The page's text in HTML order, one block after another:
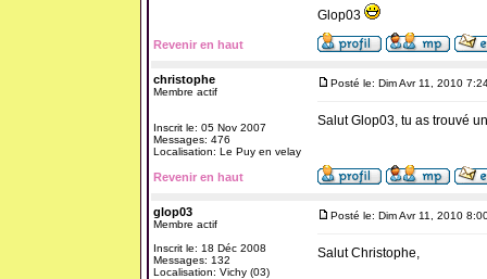
Glop03
Revenir en haut
christophe
Membre actif
Inscrit le: 05 Nov 2007
Messages: 476
Localisation: Le Puy en velay
Posté le: Dim Avr 11, 2010
Salut Glop03, tu as trouvé
Revenir en haut
glop03
Membre actif
Inscrit le: 18 Déc 2008
Messages: 132
Localisation: Vichy (03)
Posté le: Dim Avr 11, 2010
Salut Christophe,